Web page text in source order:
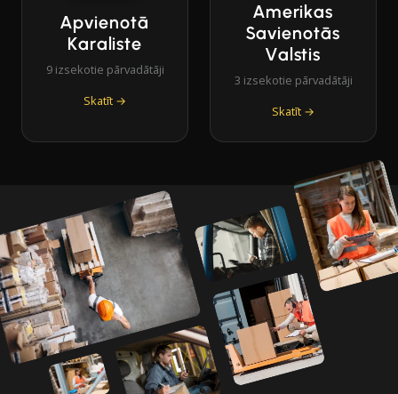
Apvienotā
Karaliste
9 izsekotie pārvadātāji
Skatīt →
Amerikas
Savienotās
Valstis
3 izsekotie pārvadātāji
Skatīt →